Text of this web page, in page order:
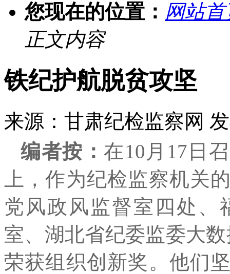
您现在的位置： 网站首
正文内容
铁纪护航脱贫攻坚
来源：甘肃纪检监察网
编者按： 在10月17日
上，作为纪检监察机关
党风政风监督室四处、
室、湖北省纪委监委大
荣获组织创新奖。他们